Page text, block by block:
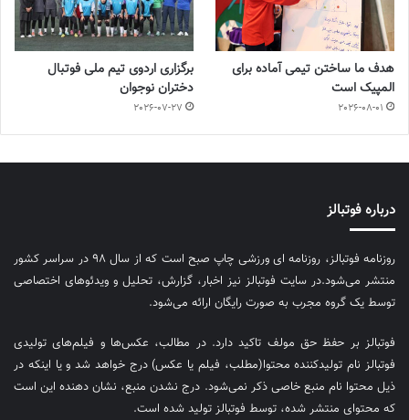
هدف ما ساختن تیمی آماده برای
المپیک است
2026-08-01
برگزاری اردوی تیم ملی فوتبال
دختران نوجوان
2026-07-27
درباره فوتبالز
روزنامه فوتبالز، روزنامه ای ورزشی چاپ صبح است که از سال ۹۸ در سراسر کشور
منتشر می‌شود.در سایت فوتبالز نیز اخبار، گزارش، تحلیل و ویدئوهای اختصاصی
توسط یک گروه مجرب به صورت رایگان ارائه می‌شود.
فوتبالز بر حفظ حق مولف تاکید دارد. در مطالب، عکس‌ها و فیلم‌های تولیدی
فوتبالز نام تولیدکننده محتوا(مطلب، فیلم یا عکس) درج خواهد شد و یا اینکه در
ذیل محتوا نام منبع خاصی ذکر نمی‌‎شود. درج نشدن منبع، نشان دهنده این است
که محتوای منتشر شده، توسط فوتبالز تولید شده است.